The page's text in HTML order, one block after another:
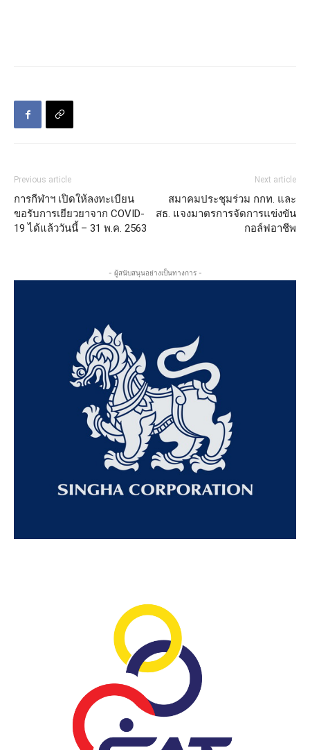
Previous article
การกีฬาฯ เปิดให้ลงทะเบียน
ขอรับการเยียวยาจาก COVID-
19 ได้แล้ววันนี้ – 31 พ.ค. 2563
Next article
สมาคมประชุมร่วม กกท. และ
สธ. แจงมาตรการจัดการแข่งขัน
กอล์ฟอาชีพ
- ผู้สนับสนุนอย่างเป็นทางการ -